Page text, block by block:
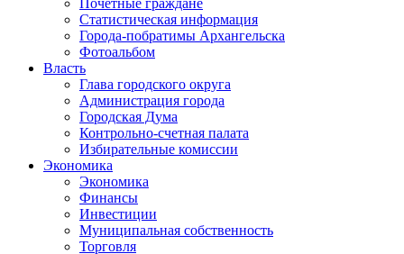
Почетные граждане
Статистическая информация
Города-побратимы Архангельска
Фотоальбом
Власть
Глава городского округа
Администрация города
Городская Дума
Контрольно-счетная палата
Избирательные комиссии
Экономика
Экономика
Финансы
Инвестиции
Муниципальная собственность
Торговля